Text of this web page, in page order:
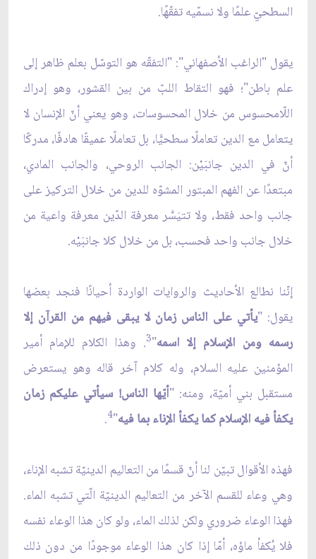
السطحيّ علمًا ولا نسمّيه تفقّهًا.
يقول "الراغب الأصفهاني": "التفقّه هو التوسّل بعلم ظاهر إلى
علم باطن"؛ فهو التقاط اللبّ من بين القشور، وهو إدراك
اللّامحسوس من خلال المحسوسات، وهو يعني أنّ الإنسان لا
يتعامل مع الدين تعاملًا سطحيًّا، بل تعاملًا عميقًا هادفًا، مدركًا
أنّ في الدين جانبَيْن: الجانب الروحي، والجانب المادي،
مبتعدًا عن الفهم المبتور المشوّه للدين من خلال التركيز على
جانب واحد فقط، ولا تتيَسَّر معرفة الدّين معرفة واعية من
خلال جانب واحد فحسب، بل من خلال كلا جانبَيْه.
إنّنا نطالع الأحاديث والروايات الواردة أحيانًا فنجد بعضها
يقول: "يأتي على الناس زمان لا يبقى فيهم من القرآن إلا
رسمه ومن الإسلام إلا اسمه"
3. وهذا الكلام للإمام أمير
المؤمنين عليه السلام، وله كلام آخر قاله وهو يستعرض
مستقبل بني أميّة، ومنه: "أيّها الناس! سيأتي عليكم زمان
يكفأ فيه الإسلام كما يكفأ الإناء بما فيه"
4
.
فهذه الأقوال تبيّن لنا أنّ قسمًا من التعاليم الدينيّة تشبه الإناء،
وهي وعاء للقسم الآخر من التعاليم الدينيّة الّتي تشبه الماء.
فهذا الوعاء ضروري ولكن لذلك الماء، ولو كان هذا الوعاء نفسه
فلا يُكفأ ماؤه، أمّا إذا كان هذا الوعاء موجودًا من دون ذلك